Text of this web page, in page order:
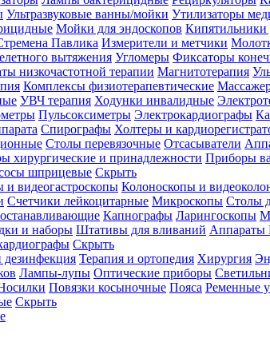
Ультразвуковые ванны/мойки Утилизаторы
Мойки для эндоскопов
Павлика Измерители и метчики
вытяжения Угломеры Фиксаторы
низкочастотной терапии Магнитотерапия
Комплексы физиотерапевтические
УВЧ терапия Ходунки инвалидные
Пульсоксиметры Электрокардиографы
Спирографы Холтеры и
Столы перевязочные Отсасыватели
хирургические и принадлежности Приборы
шприцевые Скрыть
и видеогастроскопы Колоноскопы и
Счетчики лейкоцитарные Микроскопы Столы
Капнографы Ларингоскопы
и наборы Штативы для вливаний
Скрыть
дезинфекция Терапия и ортопедия Хирургия
Лампы-лупы Оптические приборы
Повязки косыночные Пояса Ременные
Скрыть